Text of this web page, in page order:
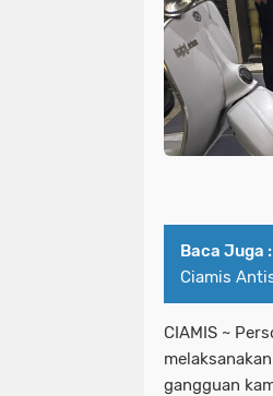
Baca Juga :
Ciamis
CIAMIS ~
gangguan